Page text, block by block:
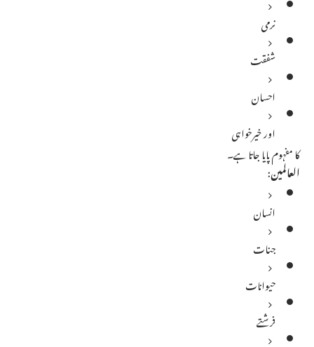
نرمی
شفقت
احسان
اور خیرخواہی
کا مفہوم پایا جاتا ہے۔
العالمین:
انسان
جنات
حیوانات
فرشتے